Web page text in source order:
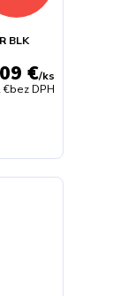
BLK
€/ks
€bez DPH